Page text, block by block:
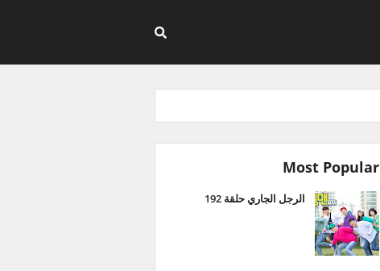
Most Popular
الرجل الجاري حلقة 192